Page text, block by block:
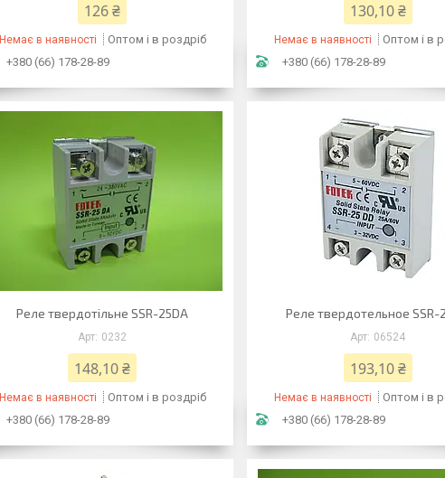
126 ₴
Немає в наявності
Оптом і в роздріб
+380 (66) 178-28-89
130,10 ₴
Немає в наявності
Оптом і в
+380 (66) 178-28-89
Реле твердотільне SSR-25DA
0232
148,10 ₴
Немає в наявності
Оптом і в роздріб
+380 (66) 178-28-89
Реле твердотельное SSR-
06524
193,10 ₴
Немає в наявності
Оптом і в
+380 (66) 178-28-89